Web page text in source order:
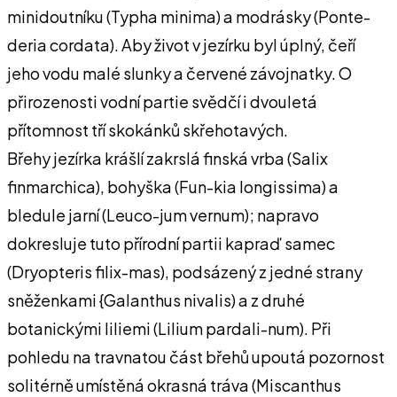
minidoutníku (Typha minima) a modrásky (Ponte-
deria cordata). Aby život v jezírku byl úplný, čeří
jeho vodu malé slunky a červené závojnatky. O
přirozenosti vodní partie svědčí i dvouletá
přítomnost tří skokánků skřehotavých.
Břehy jezírka krášlí zakrslá finská vrba (Salix
finmarchica), bohyška (Fun-kia longissima) a
bledule jarní (Leuco-jum vernum); napravo
dokresluje tuto přírodní partii kapraď samec
(Dryopteris filix-mas), podsázený z jedné strany
sněženkami {Galanthus nivalis) a z druhé
botanickými liliemi (Lilium pardali-num). Při
pohledu na travnatou část břehů upoutá pozornost
solitérně umístěná okrasná tráva (Miscanthus